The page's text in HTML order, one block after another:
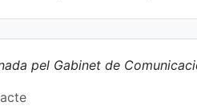
pel Gabinet de